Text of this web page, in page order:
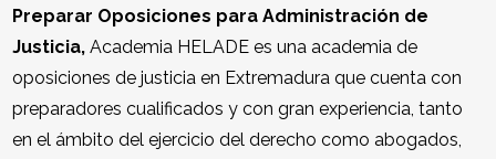
Preparar Oposiciones para Administración de
Justicia, Academia HELADE es una academia de
oposiciones de justicia en Extremadura que cuenta con
preparadores cualificados y con gran experiencia, tanto
en el ámbito del ejercicio del derecho como abogados,